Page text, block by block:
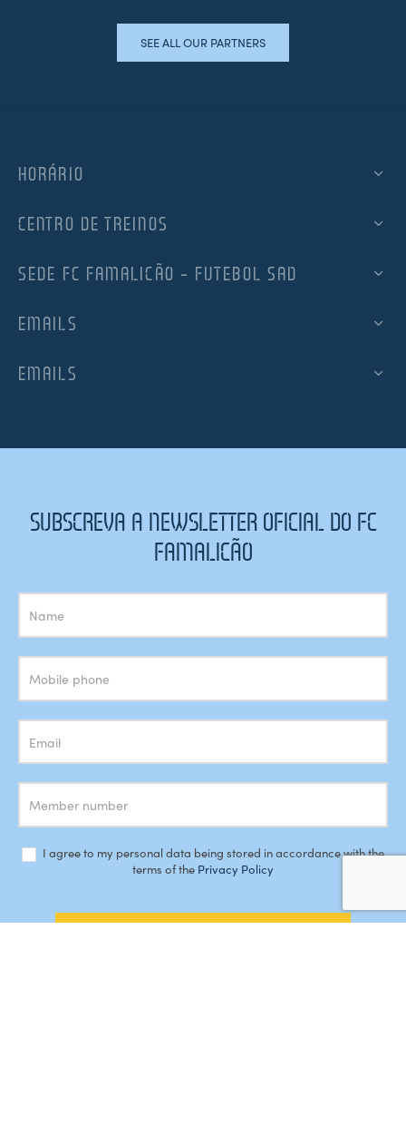
SEE ALL OUR PARTNERS
HORÁRIO
CENTRO DE TREINOS
SEDE FC FAMALICÃO – FUTEBOL SAD
EMAILS
EMAILS
SUBSCREVA A NEWSLETTER OFICIAL DO FC
FAMALICÃO
Subscrição
Newsletter
I agree to my personal data being stored in accordance with the
terms of the Privacy Policy